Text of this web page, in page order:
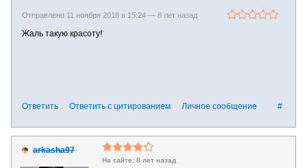
Отправлено 11 ноября 2018 в 15:24 — 8 лет назад
Жаль такую красоту!
#
Ответить Ответить с цитированием Личное сообщение
arkasha97
8 лет назад